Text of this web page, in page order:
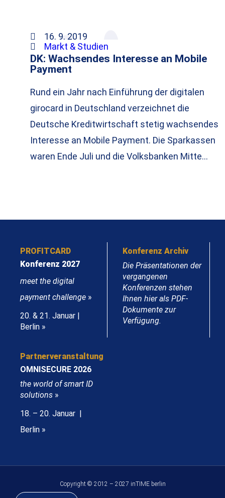
16. 9. 2019
Markt & Studien
DK: Wachsendes Interesse an Mobile
Payment
Rund ein Jahr nach Einführung der digitalen
girocard in Deutschland verzeichnet die
Deutsche Kreditwirtschaft stetig wachsendes
Interesse an Mobile Payment. Die Sparkassen
waren Ende Juli und die Volksbanken Mitte…
PROFITCARD
Konferenz 2027
meet the digital
payment challenge »
20. & 21. Januar |
Berlin »
Konferenz Archiv
Die Präsentationen der
vergangenen
Konferenzen stehen
Ihnen hier als PDF-
Dokumente zur
Verfügung.
Partnerveranstaltung
OMNISECURE 2026
the world of smart ID
solutions »
18. – 20. Januar |
Berlin »
Copyright © 2012 – 2027 inTIME berlin